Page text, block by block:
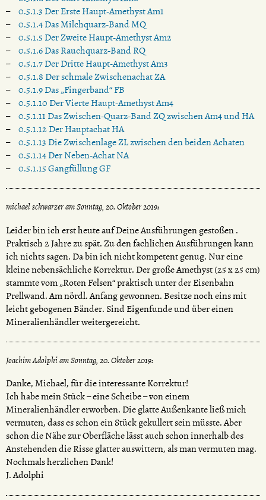
0.5.1.3 Der Erste Haupt-Amethyst Am1
0.5.1.4 Das Milchquarz-Band MQ
0.5.1.5 Der Zweite Haupt-Amethyst Am2
0.5.1.6 Das Rauchquarz-Band RQ
0.5.1.7 Der Dritte Haupt-Amethyst Am3
0.5.1.8 Der schmale Zwischenachat ZA
0.5.1.9 Das „Fingerband“ FB
0.5.1.10 Der Vierte Haupt-Amethyst Am4
0.5.1.11 Das Zwischen-Quarz-Band ZQ zwischen Am4 und HA
0.5.1.12 Der Hauptachat HA
0.5.1.13 Die Zwischenlage ZL zwischen den beiden Achaten
0.5.1.14 Der Neben-Achat NA
0.5.1.15 Gangfüllung GF
michael schwarzer am Sonntag, 20. Oktober 2019:
Leider bin ich erst heute auf Deine Ausführungen gestoßen .
Praktisch 2 Jahre zu spät. Zu den fachlichen Ausführungen kann
ich nichts sagen. Da bin ich nicht kompetent genug. Nur eine
kleine nebensächliche Korrektur. Der große Amethyst (25 x 25 cm)
stammte vom „Roten Felsen“ praktisch unter der Eisenbahn
Prellwand. Am nördl. Anfang gewonnen. Besitze noch eins mit
leicht gebogenen Bänder. Sind Eigenfunde und über einen
Mineralienhändler weitergereicht.
Joachim Adolphi am Sonntag, 20. Oktober 2019:
Danke, Michael, für die interessante Korrektur!
Ich habe mein Stück – eine Scheibe – von einem
Mineralienhändler erworben. Die glatte Außenkante ließ mich
vermuten, dass es schon ein Stück gekullert sein müsste. Aber
schon die Nähe zur Oberfläche lässt auch schon innerhalb des
Anstehenden die Risse glatter auswittern, als man vermuten mag.
Nochmals herzlichen Dank!
J. Adolphi